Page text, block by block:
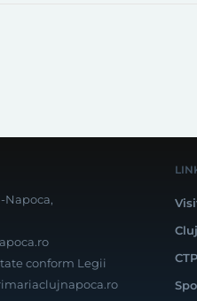
Napoca,
conform Legii